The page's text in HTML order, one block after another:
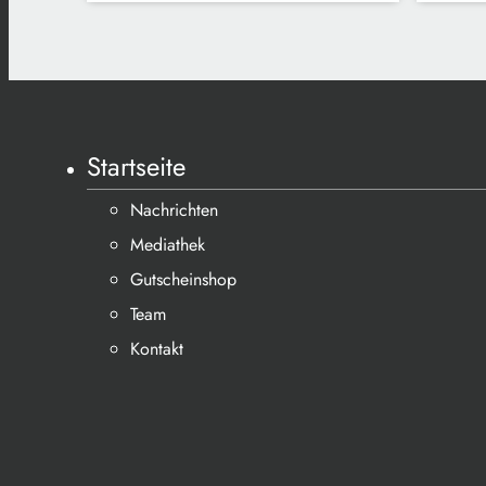
Startseite
Nachrichten
Mediathek
Gutscheinshop
Team
Kontakt